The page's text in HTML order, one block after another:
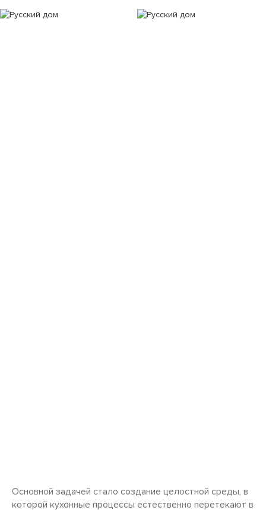
Основной задачей стало создание целостной среды, в
которой кухонные процессы естественно перетекают в